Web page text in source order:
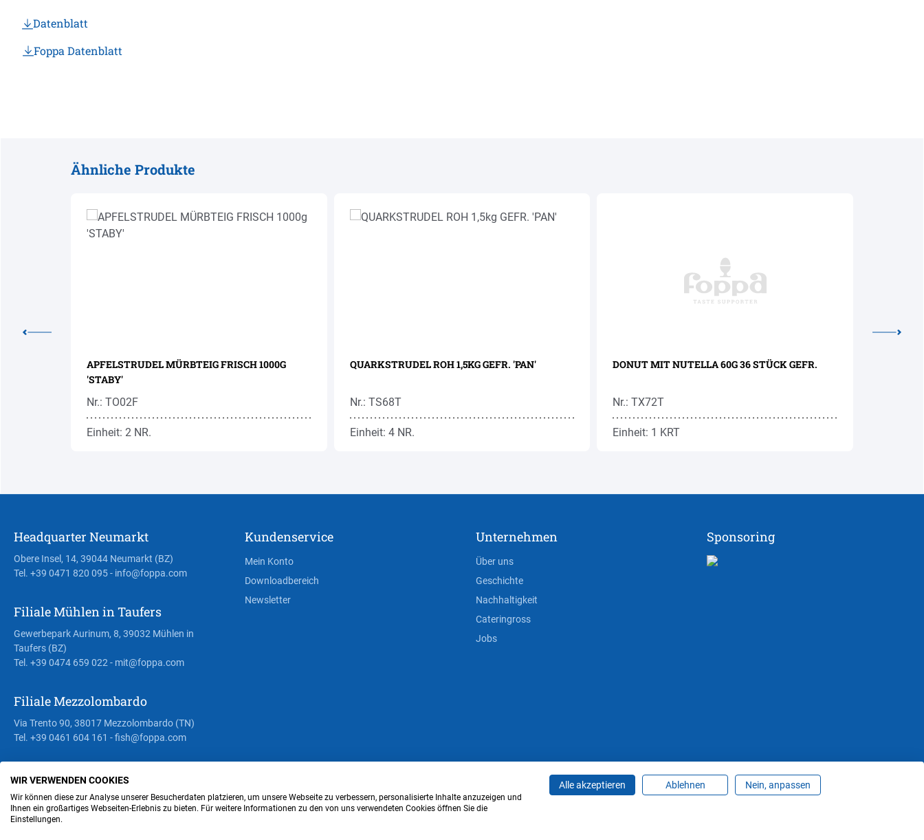
Datenblatt
Foppa Datenblatt
Ähnliche Produkte
APFELSTRUDEL MÜRBTEIG FRISCH 1000G
'STABY'
Nr.: TO02F
Einheit: 2 NR.
QUARKSTRUDEL ROH 1,5KG GEFR. 'PAN'
Nr.: TS68T
Einheit: 4 NR.
DONUT MIT NUTELLA 60G 36 STÜCK GEFR.
Nr.: TX72T
Einheit: 1 KRT
Headquarter Neumarkt
Obere Insel, 14, 39044 Neumarkt (BZ)
Tel. +39 0471 820 095- info@foppa.com
Filiale Mühlen in Taufers
Gewerbepark Aurinum, 8, 39032 Mühlen in
Taufers (BZ)
Tel. +39 0474 659 022 - mit@foppa.com
Filiale Mezzolombardo
Via Trento 90, 38017 Mezzolombardo (TN)
Tel. +39 0461 604 161 - fish@foppa.com
Kundenservice
Mein Konto
Downloadbereich
Newsletter
Unternehmen
Über uns
Geschichte
Nachhaltigkeit
Cateringross
Jobs
Sponsoring
Steuer- und MwSt.- Nr. IT00676670219 AGB Privacy Policy Impressum
Cookie-Einstellungen ändern
WIR VERWENDEN COOKIES
Wir können diese zur Analyse unserer Besucherdaten platzieren, um unsere Webseite zu verbessern, personalisierte Inhalte anzuzeigen und
Ihnen ein großartiges Webseiten-Erlebnis zu bieten. Für weitere Informationen zu den von uns verwendeten Cookies öffnen Sie die
Einstellungen.
Alle akzeptieren Ablehnen Nein, anpassen